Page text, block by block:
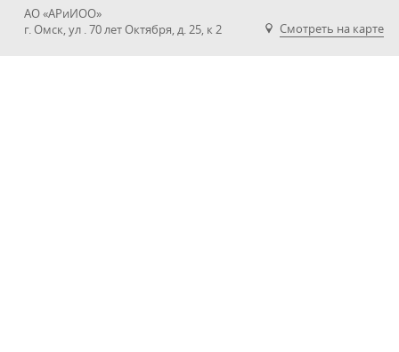
АО «АРиИОО»
г. Омск, ул . 70 лет Октября, д. 25, к 2
Смотреть на карте